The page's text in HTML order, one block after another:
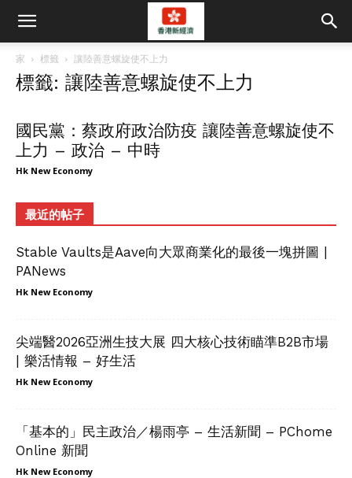
家 標籤 讓陸善意螺旋使不上力
標籤: 讓陸善意螺旋使不上力
國民黨：蔡政府政治防疫 讓陸善意螺旋使不
上力 – 政治 – 中時
Hk New Economy
最近的帖子
Stable Vaults是Aave向大眾商業化的最後一塊拼圖 |
PANews
Hk New Economy
尖端醫2026亞洲生技大展 四大核心技術瞄準B2B市場
| 樂活情報 – 好生活
Hk New Economy
「基本的」民主政治／楊雨亭 – 生活新聞 – PChome
Online 新聞
Hk New Economy